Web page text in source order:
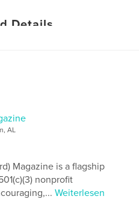
Details
AL
Magazine is a flagship
nonprofit
Weiterlesen